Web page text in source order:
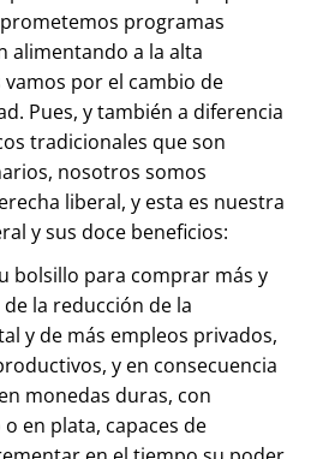
programas
alimentando a la alta
por el cambio de
Pues, y también a diferencia
tradicionales que son
nosotros somos
liberal, y esta es nuestra
y sus doce beneficios:
bolsillo para comprar más y
la reducción de la
y de más empleos privados,
y en consecuencia
monedas duras, con
en plata, capaces de